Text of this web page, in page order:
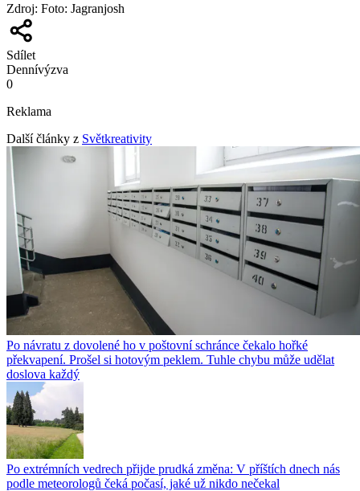
Zdroj: Foto: Jagranjosh
Sdílet
Dennívýzva
0
Reklama
Další články z Světkreativity
Po návratu z dovolené ho v poštovní schránce čekalo hořké
překvapení. Prošel si hotovým peklem. Tuhle chybu může udělat
doslova každý
Po extrémních vedrech přijde prudká změna: V příštích dnech nás
podle meteorologů čeká počasí, jaké už nikdo nečekal